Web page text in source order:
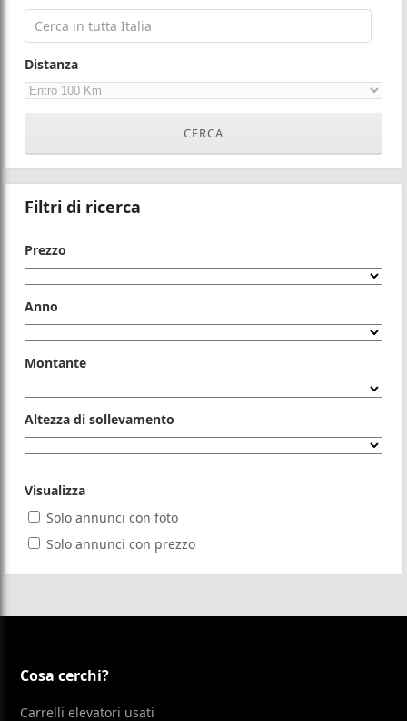
Distanza
Filtri di ricerca
Altezza di sollevamento
Visualizza
Solo annunci con foto
Solo annunci con prezzo
Cosa cerchi?
Carrelli elevatori usati